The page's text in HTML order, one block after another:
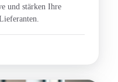
und stärken Ihre